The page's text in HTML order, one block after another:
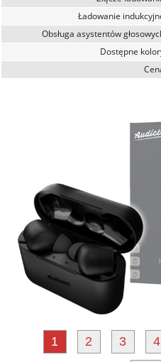
Ładowanie
Obsługa asystentów
Dostępne
1 2 3 4